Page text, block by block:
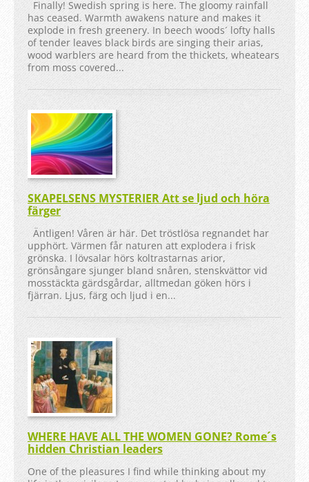
Finally! Swedish spring is here. The gloomy rainfall
has ceased. Warmth awakens nature and makes it
explode in fresh greenery. In beech woods´ lofty halls
of tender leaves black birds are singing their arias,
wood warblers are heard from the thickets, wheatears
from moss covered...
SKAPELSENS MYSTERIER Att se ljud och höra
färger
Äntligen! Våren är här. Det tröstlösa regnandet har
upphört. Värmen får naturen att explodera i frisk
grönska. I lövsalar hörs koltrastarnas arior,
grönsångare sjunger bland snåren, stenskvättor vid
mosstäckta gärdsgårdar, alltmedan göken hörs i
fjärran. Ljus, färg och ljud i en...
WHERE HAVE ALL THE WOMEN GONE? Rome´s
hidden Christian leaders
One of the pleasures I find while thinking about my